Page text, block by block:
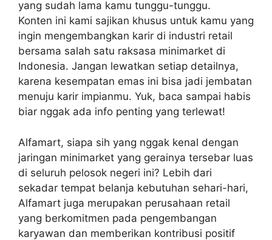
yang sudah lama kamu tunggu-tunggu.
Konten ini kami sajikan khusus untuk kamu yang
ingin mengembangkan karir di industri retail
bersama salah satu raksasa minimarket di
Indonesia. Jangan lewatkan setiap detailnya,
karena kesempatan emas ini bisa jadi jembatan
menuju karir impianmu. Yuk, baca sampai habis
biar nggak ada info penting yang terlewat!
Alfamart, siapa sih yang nggak kenal dengan
jaringan minimarket yang gerainya tersebar luas
di seluruh pelosok negeri ini? Lebih dari
sekadar tempat belanja kebutuhan sehari-hari,
Alfamart juga merupakan perusahaan retail
yang berkomitmen pada pengembangan
karyawan dan memberikan kontribusi positif